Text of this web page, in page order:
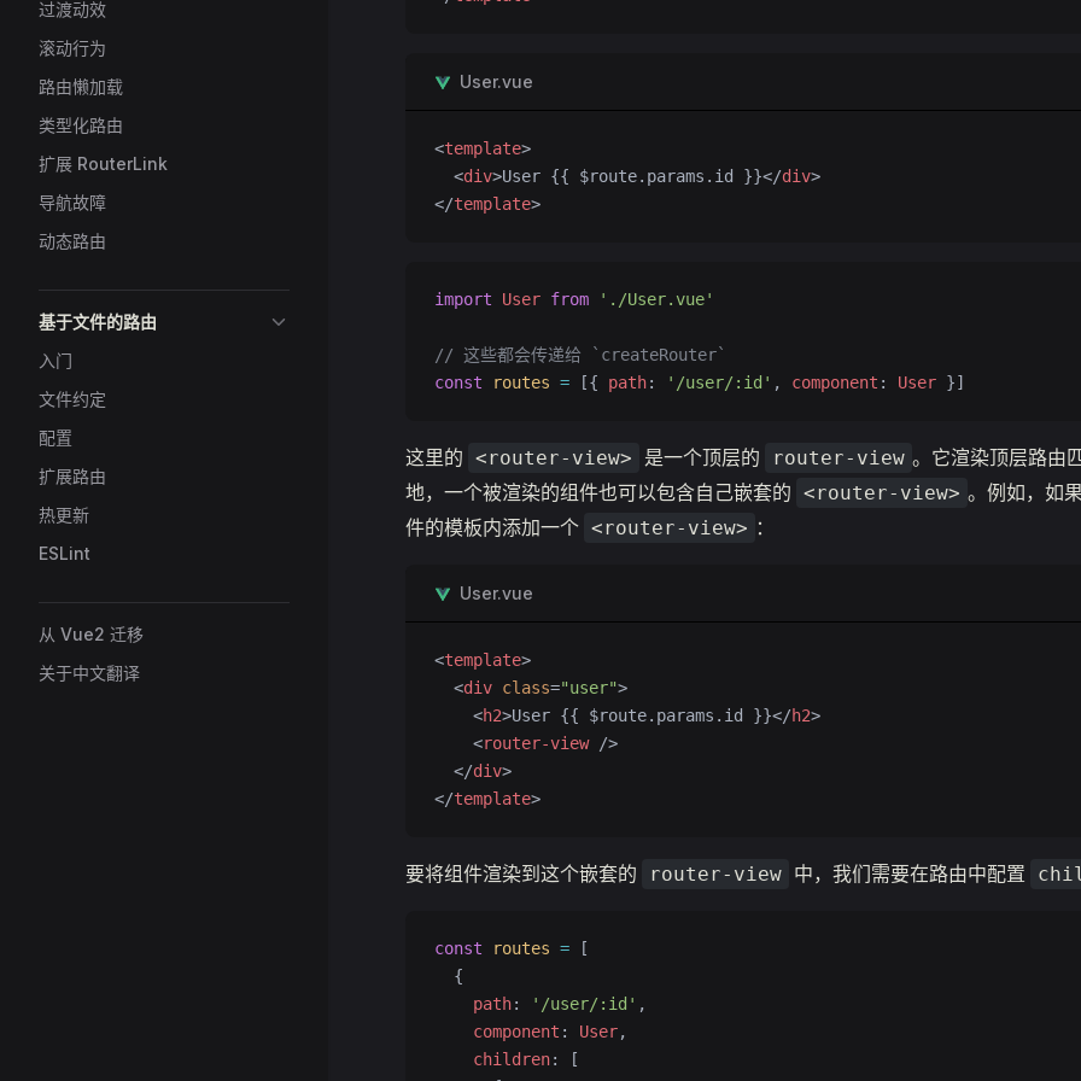
过渡动效
滚动行为
路由懒加载
类型化路由
扩展 RouterLink
导航故障
动态路由
基于文件的路由
入门
文件约定
配置
扩展路由
热更新
ESLint
从 Vue2 迁移
关于中文翻译
User.vue
<template>
  <
div>User {{ $route.params.id }}</div>
</template>
import User from './User.vue'
// 这些都会传递给 `createRouter`
const routes = [{ path: '/user/:id' , component : User }]
这里的 <router-view> 是一个顶层的 router-view 。它渲染顶层路由
地，一个被渲染的组件也可以包含自己嵌套的 <router-view> 。例如，如
件的模板内添加一个 <router-view> ：
User.vue
<template>
  <
div class="user">
    <
h2>User {{ $route.params.id }}</h2>
    <
router-view />
  </
div>
</template>
要将组件渲染到这个嵌套的 router-view 中，我们需要在路由中配置
const routes = [
  {
    path
: '/user/:id' ,
    component
: User,
    children
: [